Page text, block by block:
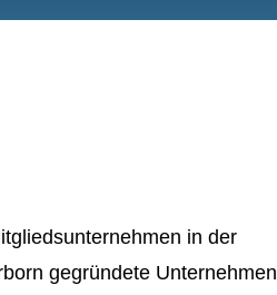
in der
gegründete Unternehmen